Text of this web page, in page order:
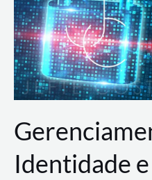
Operações
Identidade